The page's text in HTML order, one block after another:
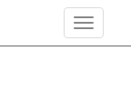
Toggle